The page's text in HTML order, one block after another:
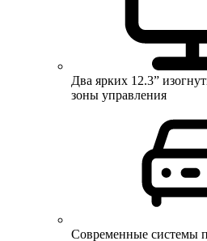
Два ярких 12.3”
зоны управления
Современные системы